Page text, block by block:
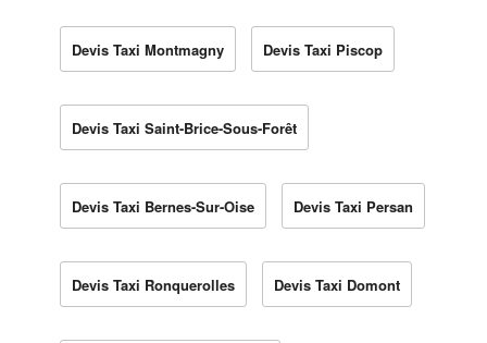
Devis Taxi Montmagny Devis Taxi Piscop
Devis Taxi Saint-Brice-Sous-Forêt
Devis Taxi Bernes-Sur-Oise Devis Taxi Persan
Devis Taxi Ronquerolles Devis Taxi Domont